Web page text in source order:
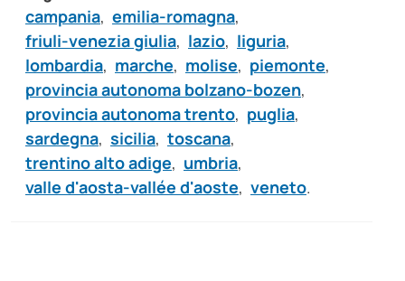
campania, emilia-romagna,
friuli-venezia giulia, lazio, liguria,
lombardia, marche, molise, piemonte,
provincia autonoma bolzano-bozen,
provincia autonoma trento, puglia,
sardegna, sicilia, toscana,
trentino alto adige, umbria,
valle d'aosta-vallée d'aoste, veneto.